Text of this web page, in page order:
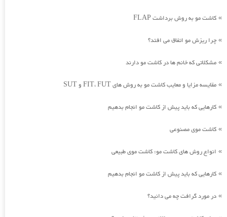
» کاشت مو به روش برداشت FLAP
» چرا ریزش مو اتفاق می افتد؟
» مشکلاتی که خانم ها در کاشت مو دارند
» مقایسه مزایا و معایب کاشت مو به روش های FIT، FUT و SUT
» کارهایی که باید پیش از کاشت مو انجام بدهیم
» کاشت موی مصنوعی
» انواع روش های کاشت مو: کاشت موی طبیعی
» کارهایی که باید پیش از کاشت مو انجام بدهیم
» در مورد گرافت چه می دانید؟